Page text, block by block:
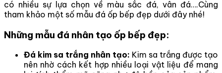
có nhiều sự lựa chọn về màu sắc đá, vân đá….Cùng
tham khảo một số mẫu đá ốp bếp đẹp dưới đây nhé!
Những mẫu đá nhân tạo ốp bếp đẹp:
Đá kim sa trắng nhân tạo: Kim sa trắng được tạo
nên nhờ cách kết hợp nhiều loại vật liệu để mang